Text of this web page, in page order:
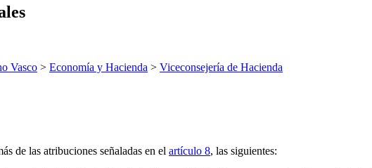
Vasco > Economía y Hacienda > Viceconsejería de Hacienda
de las atribuciones señaladas en el artículo 8, las siguientes: